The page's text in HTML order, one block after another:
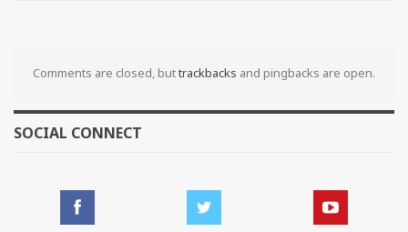
Comments are closed, buttrackbacks and pingbacks are open.
SOCIAL CONNECT